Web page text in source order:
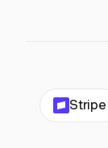
Stripe